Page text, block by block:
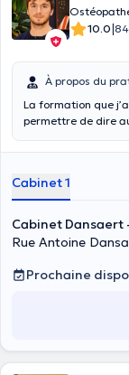
10.0|
À propos du
La formation que
permettre de dire
que chaque
l’examen clinique
cas de
mieux les séances
Cabinet 1
Cabinet Dansaert
Rue Antoine
Prochaine